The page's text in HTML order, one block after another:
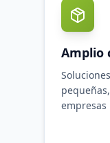
Amplio
empresas